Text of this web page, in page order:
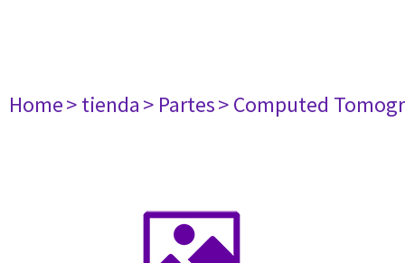
Home> tienda> Partes> Computed